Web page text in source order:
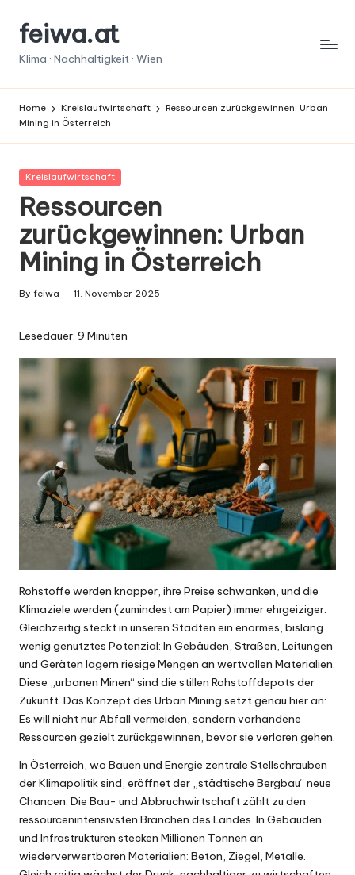
Skipfeiwa.at
Klima · Nachhaltigkeit · Wien
Home Kreislaufwirtschaft
Ressourcen zurückgewinnen: Urban
Mining in Österreich
Posted
Kreislaufwirtschaft
Ressourcen
zurückgewinnen: Urban
Mining in Österreich
Posted
By feiwa 11. November 2025
Lesedauer: 9 Minuten
Rohstoffe werden knapper, ihre Preise schwanken, und die
Klimaziele werden (zumindest am Papier) immer ehrgeiziger.
Gleichzeitig steckt in unseren Städten ein enormes, bislang
wenig genutztes Potenzial: In Gebäuden, Straßen, Leitungen
und Geräten lagern riesige Mengen an wertvollen Materialien.
Diese „urbanen Minen“ sind die stillen Rohstoffdepots der
Zukunft. Das Konzept des Urban Mining setzt genau hier an:
Es will nicht nur Abfall vermeiden, sondern vorhandene
Ressourcen gezielt zurückgewinnen, bevor sie verloren gehen.
In Österreich, wo Bauen und Energie zentrale Stellschrauben
der Klimapolitik sind, eröffnet der „städtische Bergbau“ neue
Chancen. Die Bau- und Abbruchwirtschaft zählt zu den
ressourcenintensivsten Branchen des Landes. In Gebäuden
und Infrastrukturen stecken Millionen Tonnen an
wiederverwertbaren Materialien: Beton, Ziegel, Metalle.